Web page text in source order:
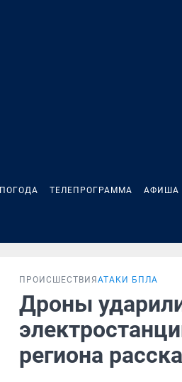
ПОГОДА ТЕЛЕПРОГРАММА АФИША
ПРОИСШЕСТВИЯ АТАКИ БПЛА
Дроны
региона